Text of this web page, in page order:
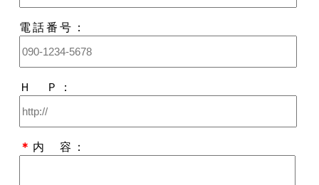
電話番号：
Ｈ Ｐ：
＊ 内 容：